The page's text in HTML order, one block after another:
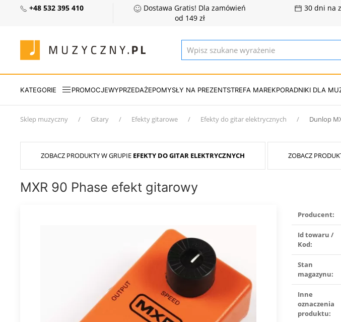
+48 532 395 410
Dostawa Gratis! Dla zamówień
od 149 zł
30 dni na
KATEGORIE PROMOCJEWYPRZEDAŻEPOMYSŁY NA PREZENTSTREFA MAREKPORADNIKI DLA
Sklep muzyczny Gitary Efekty gitarowe Efekty do gitar elektrycznych Dunlop
ZOBACZ PRODUKTY W GRUPIE EFEKTY DO GITAR ELEKTRYCZNYCH ZOBACZ
MXR 90 Phase efekt gitarowy
Producent:
Id towaru /
Kod:
Stan
magazynu:
Inne
oznaczenia
produktu: